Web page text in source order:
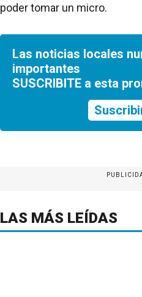
poder tomar un micro.
Las noticias locales
importantes
SUSCRIBITE a esta
LAS MÁS LEÍDAS